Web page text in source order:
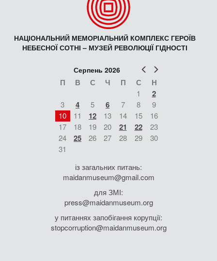
НАЦІОНАЛЬНИЙ МЕМОРІАЛЬНИЙ КОМПЛЕКС ГЕРОЇВ
НЕБЕСНОЇ СОТНІ – МУЗЕЙ РЕВОЛЮЦІЇ ГІДНОСТІ
Попер
Серпень 2026
П В С Ч П С Н
1 2
3 4 5 6 7 8
9
10
11 12 13 14 15
16
17
18 19 20 21 22
23
24
25 26 27 28 29
30
31
із загальних питань:
maidanmuseum@gmail.com
для ЗМІ:
press@maidanmuseum.org
у питаннях запобігання корупції:
stopcorruption@maidanmuseum.org